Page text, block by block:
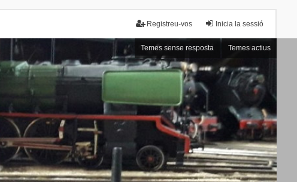
Inicia la sessió
Registreu-vos
Temes sense resposta Temes actius